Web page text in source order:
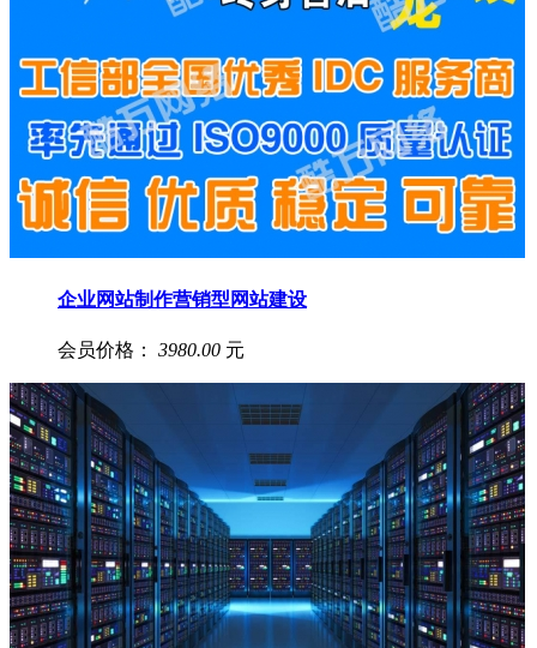
企业网站制作营销型网站建设
会员价格： 3980.00 元